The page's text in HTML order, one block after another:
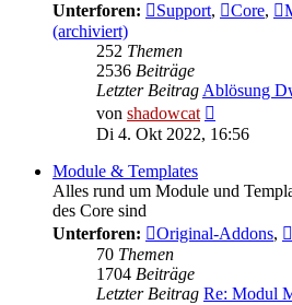
Unterforen:
Support, Core,
(archiviert)
252 Themen
2536 Beiträge
Letzter BeitragAblösung
von shadowcat
Beitrag
Di 4. Okt 2022, 16:56
Module & Templates
Alles rund um Module und
des Core sind
Unterforen:
Original-Addons,
70 Themen
1704 Beiträge
Letzter Beitrag Re: Modul